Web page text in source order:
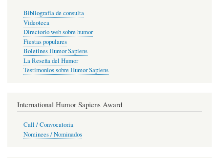
Bibliografía de consulta
Videoteca
Directorio web sobre humor
Fiestas populares
Boletines Humor Sapiens
La Reseña del Humor
Testimonios sobre Humor Sapiens
International Humor Sapiens Award
Call / Convocatoria
Nominees / Nominados